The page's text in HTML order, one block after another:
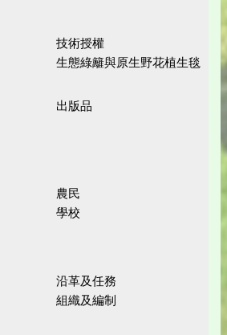
技術授權
生態綠籬與原生野花植生毯
出版品
農民
學校
沿革及任務
組織及編制